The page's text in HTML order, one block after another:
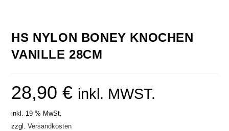
HS NYLON BONEY KNOCHEN
VANILLE 28CM
28,90€ inkl. MWST.
inkl. 19 % MwSt.
zzgl.Versandkosten